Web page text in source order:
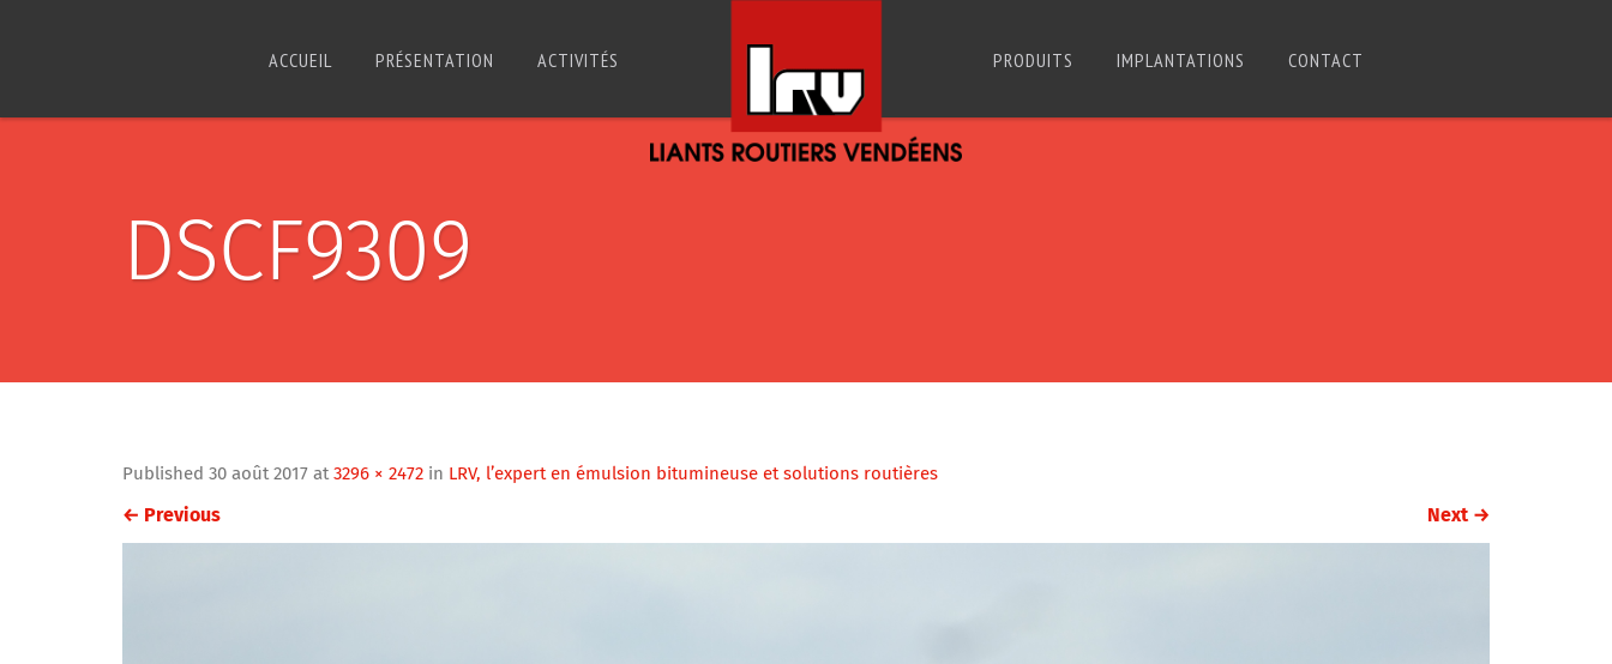
ACCUEIL PRÉSENTATION ACTIVITÉS PRODUITS IMPLANTATIONS CONTACT
DSCF9309
Published 30 août 2017 at 3296 × 2472 in LRV, l’expert en émulsion bitumineuse et solutions routières
← Previous Next →